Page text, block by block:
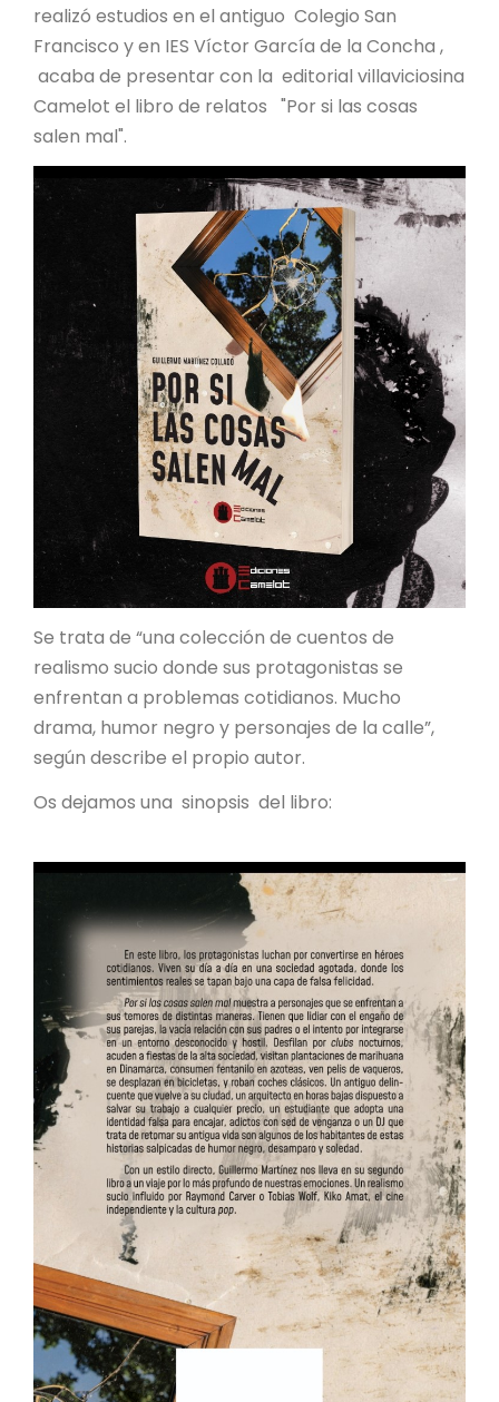
realizó estudios en el antiguo Colegio San
Francisco y en IES Víctor García de la Concha ,
acaba de presentar con la editorial villaviciosina
Camelot el libro de relatos "Por si las cosas
salen mal".
Se trata de “una colección de cuentos de
realismo sucio donde sus protagonistas se
enfrentan a problemas cotidianos. Mucho
drama, humor negro y personajes de la calle”,
según describe el propio autor.
Os dejamos una sinopsis del libro: